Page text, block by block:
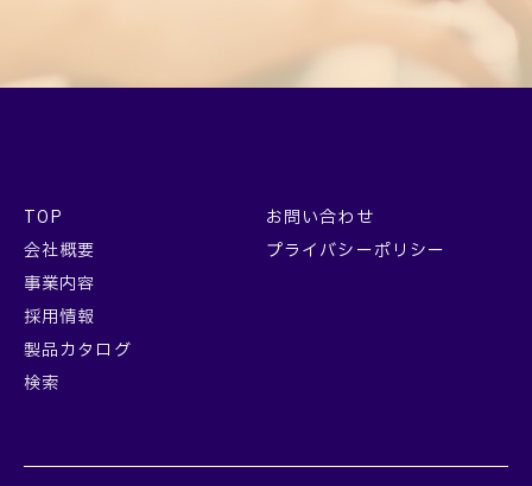
TOP
会社概要
事業内容
採用情報
製品カタログ
検索
お問い合わせ
プライバシーポリシー